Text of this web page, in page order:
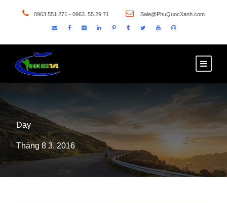
0963.551.271 - 0963. 55.29.71 Sale@PhuQuocXanh.com
Day
Tháng 8 3, 2016